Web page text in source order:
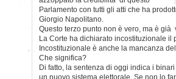
Parlamento con tutti gli atti che ha
Giorgio Napolitano.
Questo terzo punto non è vero, ma è
La Corte ha dichiarato incostituzionale
Incostituzionale è anche la mancanza
Che significa?
Di fatto, la sentenza di oggi indica i
un nuovo sistema elettorale. Se non lo